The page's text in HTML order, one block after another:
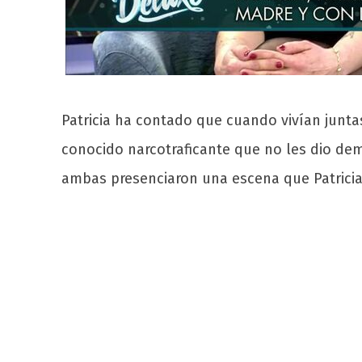
Patricia ha contado que cuando vivían
conocido narcotraficante que no les dio
ambas presenciaron una escena que